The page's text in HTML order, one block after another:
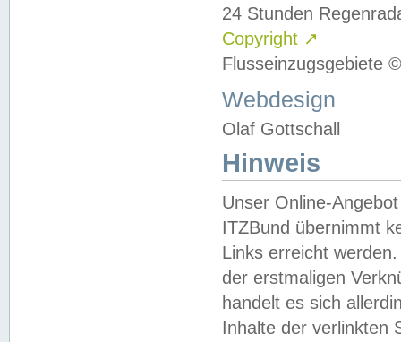
24 Stunden
Copyright ↗
Flusseinzugsgebiete
Webdesign
Olaf Gottschall
Hinweis
Unser Online-
ITZBund übernimmt
Links erreicht
der erstmaligen
handelt es sich
Inhalte der verlinkten